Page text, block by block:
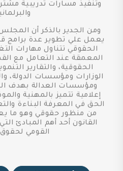
وتنفيذ مسارات تدريبية
ومن الجدير بالذكر أن
يعمل علي تطوير عدة برامج
الحقوقي تتناول مهارات
المعمقة عند التعامل مع
الحقوقية، والتقارير
الوزارات ومؤسسات الدولة،
ومؤسسات العدالة بهدف
إعلامية تتميز بالمهنية
الحق في المعرفة البناءة
من منظور حقوقي وهو ما
القانون أحد أهم المبادئ
القومي لحقوق